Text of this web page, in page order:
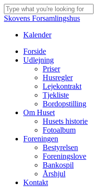
Skip
to
content
Close
Skovens Forsamlingshus
Kalender
Menu
Forside
Udlejning
Priser
Husregler
Lejekontrakt
Tjekliste
Bordopstilling
Om Huset
Husets historie
Fotoalbum
Foreningen
Bestyrelsen
Foreningslove
Bankospil
Årshjul
Kontakt